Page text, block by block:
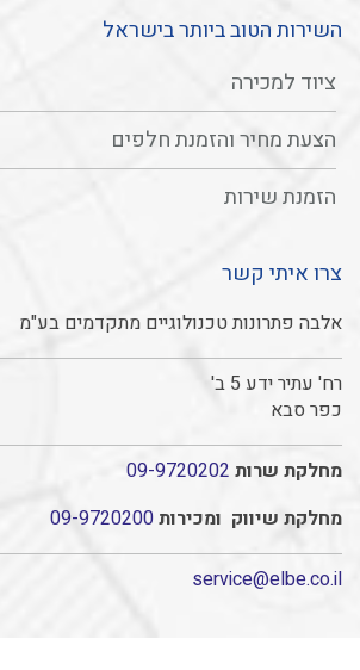
השירות הטוב ביותר בישראל
ציוד למכירה
הצעת מחיר והזמנת חלפים
הזמנת שירות
צרו איתי קשר
אלבה פתרונות טכנולוגיים מתקדמים בע"מ
רח' עתיר ידע 5 ב'
כפר סבא
מחלקת שרות 09-9720202
מחלקת שיווק ומכירות09-9720200
service@elbe.co.il